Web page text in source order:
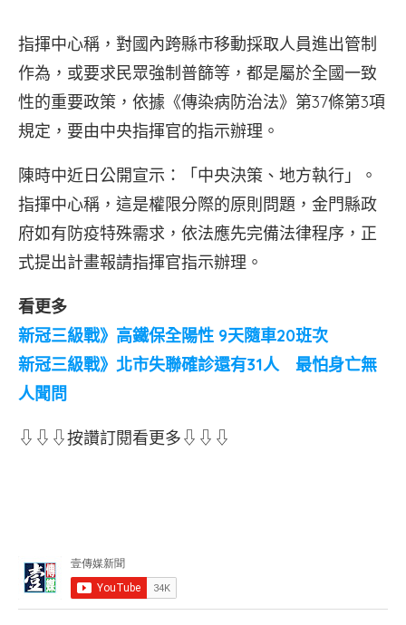
指揮中心稱，對國內跨縣市移動採取人員進出管制
作為，或要求民眾強制普篩等，都是屬於全國一致
性的重要政策，依據《傳染病防治法》第37條第3項
規定，要由中央指揮官的指示辦理。
陳時中近日公開宣示：「中央決策、地方執行」。
指揮中心稱，這是權限分際的原則問題，金門縣政
府如有防疫特殊需求，依法應先完備法律程序，正
式提出計畫報請指揮官指示辦理。
看更多
新冠三級戰》高鐵保全陽性 9天隨車20班次
新冠三級戰》北市失聯確診還有31人 最怕身亡無
人聞問
⇩⇩⇩按讚訂閱看更多⇩⇩⇩